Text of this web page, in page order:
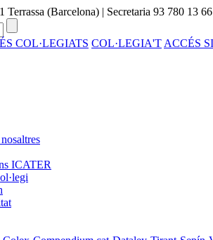
Terrassa (Barcelona) | Secretaria 93 780 13
COL·LEGIATS COL·LEGIA'T ACCÉS
ICATER